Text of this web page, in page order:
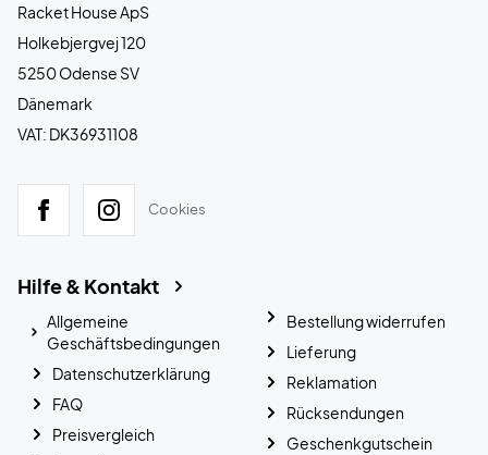
Racket House ApS
Holkebjergvej 120
5250 Odense SV
Dänemark
VAT: DK36931108
Cookies
Hilfe & Kontakt
Allgemeine
Geschäftsbedingungen
Datenschutzerklärung
FAQ
Preisvergleich
Bestellung widerrufen
Lieferung
Reklamation
Rücksendungen
Geschenkgutschein